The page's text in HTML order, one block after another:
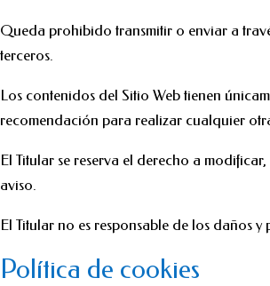
Queda prohibido transmitir o enviar a
terceros.
Los contenidos del Sitio Web tienen
recomendación para realizar cualquier
El Titular se reserva el derecho a
aviso.
El Titular no es responsable de los daños
Política de cookies